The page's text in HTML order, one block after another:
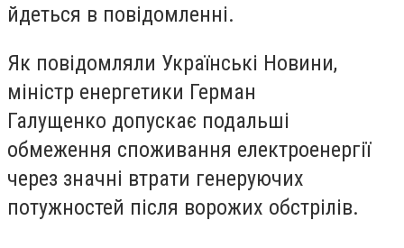
йдеться в повідомленні.
Як повідомляли Українськi Новини,
міністр енергетики Герман
Галущенко допускає подальші
обмеження споживання електроенергії
через значні втрати генеруючих
потужностей після ворожих обстрілів.